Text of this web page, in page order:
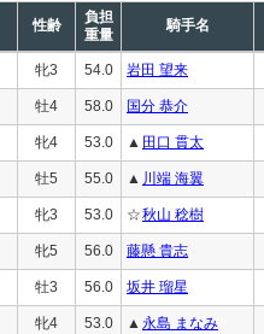
性齢
負担
重量
騎手名
牝3 54.0 岩田 望来
牡4 58.0 国分 恭介
牝4 53.0 ▲ 田口 貫太
牡5 55.0 ▲ 川端 海翼
牝3 53.0 ☆秋山 稔樹
牝5 56.0 藤懸 貴志
牡3 56.0 坂井 瑠星
牝4 53.0 ▲ 永島 まなみ